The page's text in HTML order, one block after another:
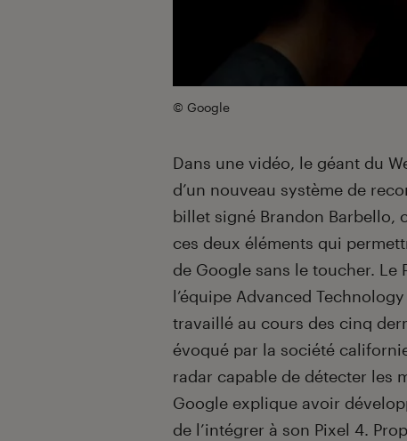
© Google
Dans une vidéo, le géant du
d’un nouveau système de
billet signé Brandon Barbello,
ces deux éléments qui
de Google sans le toucher.
l’équipe Advanced
travaillé au cours des cinq
évoqué par la société
radar capable de détecter les
Google explique avoir
de l’intégrer à son Pixel 4.